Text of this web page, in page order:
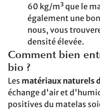
60 kg/m³ que le
également une
nous, vous
densité élevée.
Comment bien
bio ?
Les matériaux naturels
échange d'air et
positives du matelas